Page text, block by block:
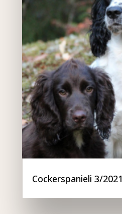
Cockerspanieli 3/2021